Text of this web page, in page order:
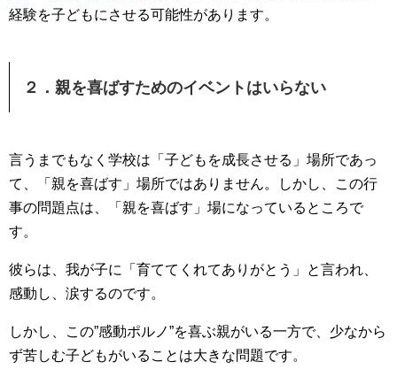
経験を子どもにさせる可能性があります。
２．親を喜ばすためのイベントはいらない
言うまでもなく学校は「子どもを成長させる」場所であっ
て、「親を喜ばす」場所ではありません。
しかし、この行
事の問題点は、「親を喜ばす」場になっているところで
す。
彼らは、我が子に「育ててくれてありがとう」と言われ、
感動し、涙するのです。
しかし、この”感動ポルノ”を喜ぶ親がいる一方で、少なから
ず苦しむ子どもがいることは大きな問題です。